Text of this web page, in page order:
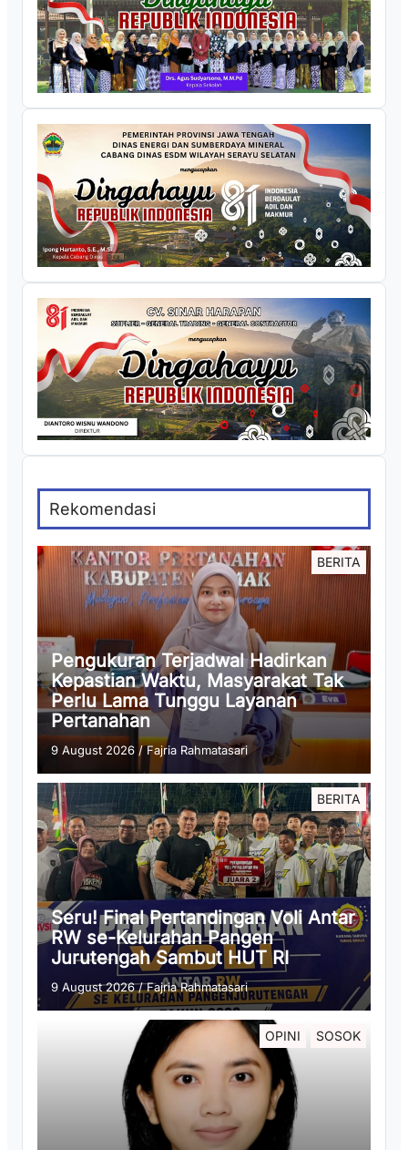
Rekomendasi
BERITA
Pengukuran Terjadwal Hadirkan
Kepastian Waktu, Masyarakat Tak
Perlu Lama Tunggu Layanan
Pertanahan
9 August 2026 /Fajria Rahmatasari
BERITA
Seru! Final Pertandingan Voli Antar
RW se-Kelurahan Pangen
Jurutengah Sambut HUT RI
9 August 2026/Fajria Rahmatasari
OPINI SOSOK